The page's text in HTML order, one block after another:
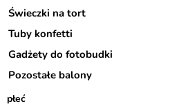
Świeczki na tort
Tuby konfetti
Gadżety do fotobudki
Pozostałe balony
płeć